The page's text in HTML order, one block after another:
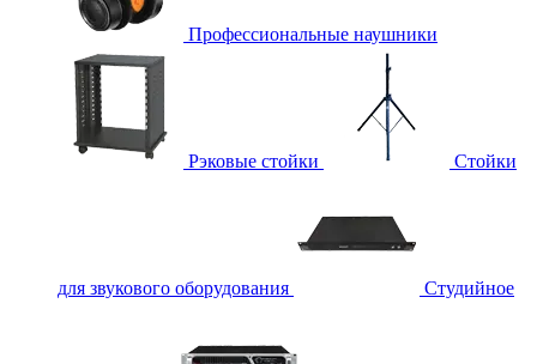
Профессиональные наушники
Рэковые стойки Стойки
для звукового оборудования Студийное